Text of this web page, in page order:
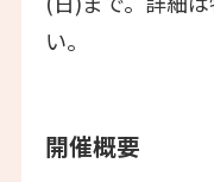
い。
開催概要